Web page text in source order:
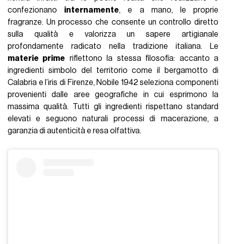
confezionano internamente, e a mano, le proprie
fragranze. Un processo che consente un controllo diretto
sulla qualità e valorizza un sapere artigianale
profondamente radicato nella tradizione italiana. Le
materie prime riflettono la stessa filosofia: accanto a
ingredienti simbolo del territorio come il bergamotto di
Calabria e l’iris di Firenze, Nobile 1942 seleziona componenti
provenienti dalle aree geografiche in cui esprimono la
massima qualità. Tutti gli ingredienti rispettano standard
elevati e seguono naturali processi di macerazione, a
garanzia di autenticità e resa olfattiva.